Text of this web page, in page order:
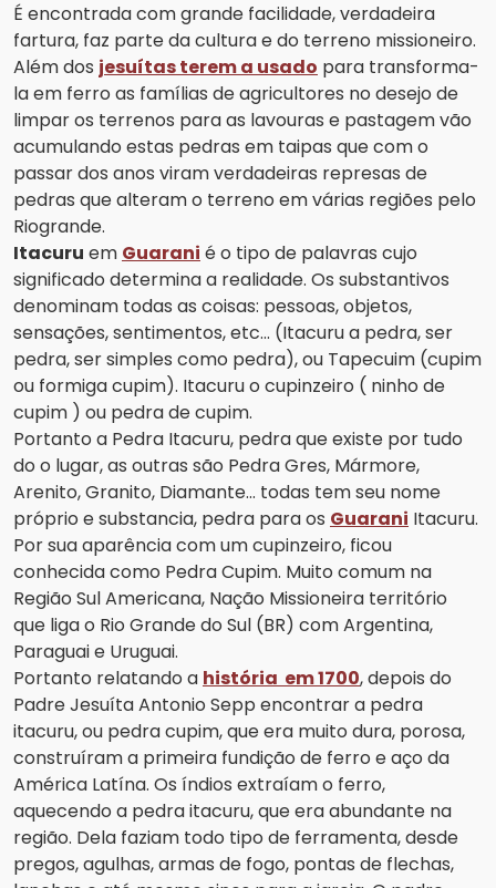
É encontrada com grande facilidade, verdadeira
fartura, faz parte da cultura e do terreno missioneiro.
Além dos jesuítas terem a usado para transforma-
la em ferro as famílias de agricultores no desejo de
limpar os terrenos para as lavouras e pastagem vão
acumulando estas pedras em taipas que com o
passar dos anos viram verdadeiras represas de
pedras que alteram o terreno em várias regiões pelo
Riogrande.
Itacuru em Guarani é o tipo de palavras cujo
significado determina a realidade. Os substantivos
denominam todas as coisas: pessoas, objetos,
sensações, sentimentos, etc... (Itacurua pedra, ser
pedra, ser simples como pedra), ou Tapecuim (cupim
ou formiga cupim). Itacuru o cupinzeiro ( ninho de
cupim ) ou pedra de cupim.
Portanto a Pedra Itacuru, pedra que existe por tudo
do o lugar, as outras são Pedra Gres, Mármore,
Arenito, Granito, Diamante... todas tem seu nome
próprio e substancia, pedra para os Guarani Itacuru.
Por sua aparência com um cupinzeiro, ficou
conhecida como Pedra Cupim. Muito comum na
Região Sul Americana, Nação Missioneira território
que liga o Rio Grande do Sul (BR) com Argentina,
Paraguai e Uruguai.
Portanto relatando a história em 1700, depois do
Padre Jesuíta Antonio Sepp encontrar a pedra
itacuru, ou pedra cupim, que era muito dura, porosa,
construíram a primeira fundição de ferro e aço da
América Latína. Os índios extraíam o ferro,
aquecendo a pedra itacuru, que era abundante na
região. Dela faziam todo tipo de ferramenta, desde
pregos, agulhas, armas de fogo, pontas de flechas,